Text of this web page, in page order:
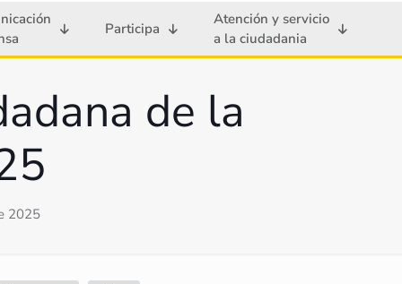
Participa
Atención y servicio
a la ciudadania
de la
2025